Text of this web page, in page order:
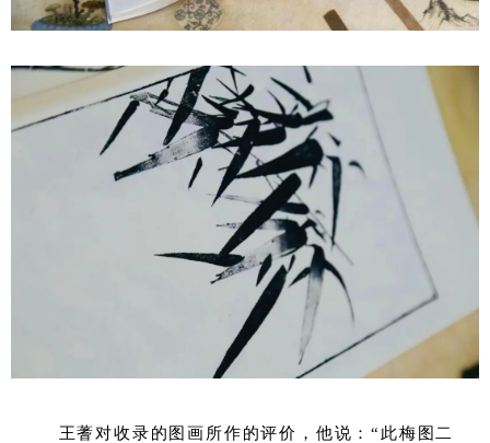
王蓍对收录的图画所作的评价，他说：“此梅图二